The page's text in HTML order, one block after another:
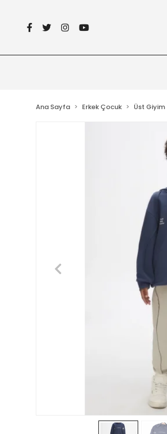
Ana Sayfa Erkek Çocuk Üst Giyim